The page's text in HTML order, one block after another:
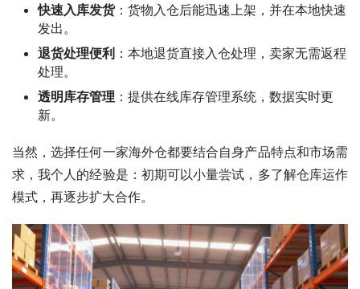
快速入库发货：货物入仓后能迅速上架，并在本地快速
发出。
退货处理便利 ：本地退货直接入仓处理，卖家无需返程
处理。
透明库存管理 ：提供在线库存管理系统，数据实时更
新。
当然，选择任何一家海外仓都要结合自身产品特点和市场需
求，我个人的经验是：初期可以小量尝试，多了解仓库运作
模式，再逐步扩大合作。